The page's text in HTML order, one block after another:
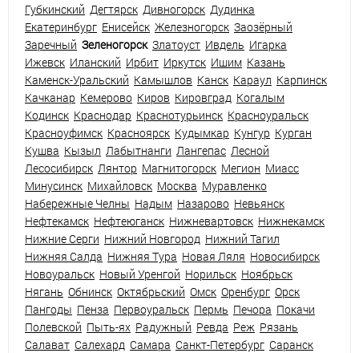
Губкинский Дегтярск Дивногорск Дудинка
Екатеринбург Енисейск Железногорск Заозёрный
Заречный Зеленогорск Златоуст Ивдель Игарка
Ижевск Иланский Ирбит Иркутск Ишим Казань
Каменск-Уральский Камышлов Канск Караул Карпинск
Качканар Кемерово Киров Кировград Когалым
Кодинск Краснодар Краснотурьинск Красноуральск
Красноуфимск Красноярск Кудымкар Кунгур Курган
Кушва Кызыл Лабытнанги Лангепас Лесной
Лесосибирск Лянтор Магнитогорск Мегион Миасс
Минусинск Михайловск Москва Муравленко
Набережные Челны Надым Назарово Невьянск
Нефтекамск Нефтеюганск Нижневартовск Нижнекамск
Нижние Серги Нижний Новгород Нижний Тагил
Нижняя Салда Нижняя Тура Новая Ляля Новосибирск
Новоуральск Новый Уренгой Норильск Ноябрьск
Нягань Обнинск Октябрьский Омск Оренбург Орск
Пангоды Пенза Первоуральск Пермь Печора Покачи
Полевской Пыть-ях Радужный Ревда Реж Рязань
Салават Салехард Самара Санкт-Петербург Саранск